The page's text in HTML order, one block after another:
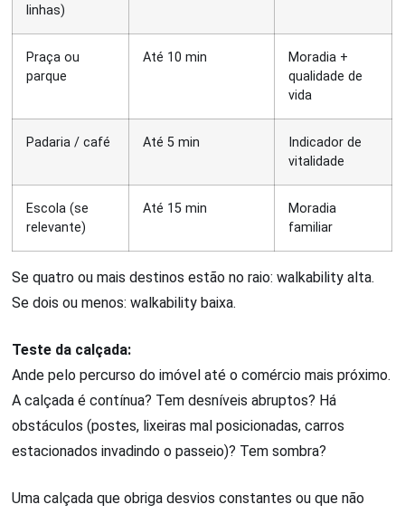
linhas)
Praça ou
parque
Até 10 min
Moradia +
qualidade de
vida
Padaria / café Até 5 min
Indicador de
vitalidade
Escola (se
relevante)
Até 15 min
Moradia
familiar
Se quatro ou mais destinos estão no raio: walkability alta.
Se dois ou menos: walkability baixa.
Teste da calçada:
Ande pelo percurso do imóvel até o comércio mais próximo.
A calçada é contínua? Tem desníveis abruptos? Há
obstáculos (postes, lixeiras mal posicionadas, carros
estacionados invadindo o passeio)? Tem sombra?
Uma calçada que obriga desvios constantes ou que não